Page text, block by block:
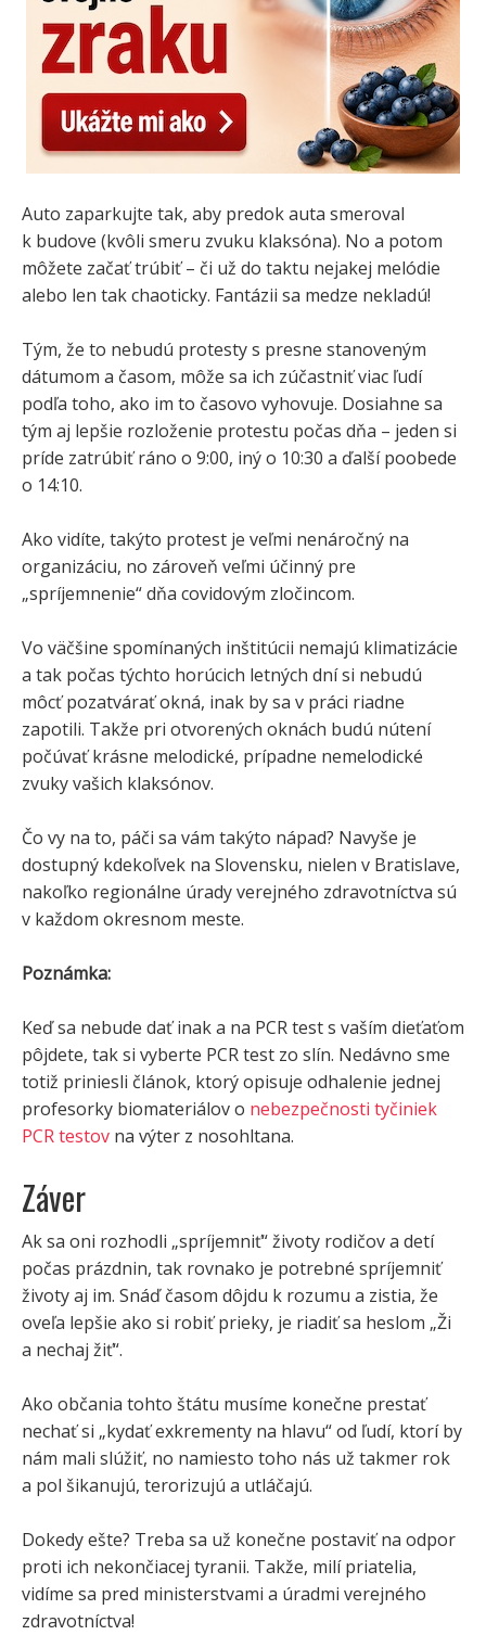
Auto zaparkujte tak, aby predok auta smeroval
k budove (kvôli smeru zvuku klaksóna). No a potom
môžete začať trúbiť – či už do taktu nejakej melódie
alebo len tak chaoticky. Fantázii sa medze nekladú!
Tým, že to nebudú protesty s presne stanoveným
dátumom a časom, môže sa ich zúčastniť viac ľudí
podľa toho, ako im to časovo vyhovuje. Dosiahne sa
tým aj lepšie rozloženie protestu počas dňa – jeden si
príde zatrúbiť ráno o 9:00, iný o 10:30 a ďalší poobede
o 14:10.
Ako vidíte, takýto protest je veľmi nenáročný na
organizáciu, no zároveň veľmi účinný pre
„spríjemnenie“ dňa covidovým zločincom.
Vo väčšine spomínaných inštitúcii nemajú klimatizácie
a tak počas týchto horúcich letných dní si nebudú
môcť pozatvárať okná, inak by sa v práci riadne
zapotili. Takže pri otvorených oknách budú nútení
počúvať krásne melodické, prípadne nemelodické
zvuky vašich klaksónov.
Čo vy na to, páči sa vám takýto nápad? Navyše je
dostupný kdekoľvek na Slovensku, nielen v Bratislave,
nakoľko regionálne úrady verejného zdravotníctva sú
v každom okresnom meste.
Poznámka:
Keď sa nebude dať inak a na PCR test s vaším dieťaťom
pôjdete, tak si vyberte PCR test zo slín. Nedávno sme
totiž priniesli článok, ktorý opisuje odhalenie jednej
profesorky biomateriálov o nebezpečnosti tyčiniek
PCR testov na výter z nosohltana.
Záver
Ak sa oni rozhodli „spríjemniť“ životy rodičov a detí
počas prázdnin, tak rovnako je potrebné spríjemniť
životy aj im. Snáď časom dôjdu k rozumu a zistia, že
oveľa lepšie ako si robiť prieky, je riadiť sa heslom „Ži
a nechaj žiť“.
Ako občania tohto štátu musíme konečne prestať
nechať si „kydať exkrementy na hlavu“ od ľudí, ktorí by
nám mali slúžiť, no namiesto toho nás už takmer rok
a pol šikanujú, terorizujú a utláčajú.
Dokedy ešte? Treba sa už konečne postaviť na odpor
proti ich nekončiacej tyranii. Takže, milí priatelia,
vidíme sa pred ministerstvami a úradmi verejného
zdravotníctva!